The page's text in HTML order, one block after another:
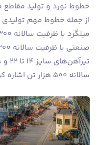
خطوط نورد و تولید مقاطع
از جمله خطوط مهم تولیدی
سالانه ۵۰۰ هزار تن اشاره کرد.